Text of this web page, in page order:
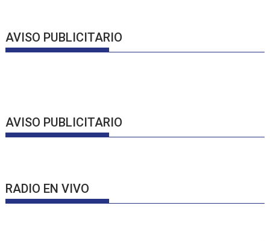
AVISO PUBLICITARIO
AVISO PUBLICITARIO
RADIO EN VIVO